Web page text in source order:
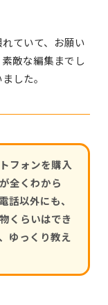
ていて、お願い
敵な編集までし
した。
フォンを購入
全くわから
話以外にも、
くらいはでき
ゆっくり教え